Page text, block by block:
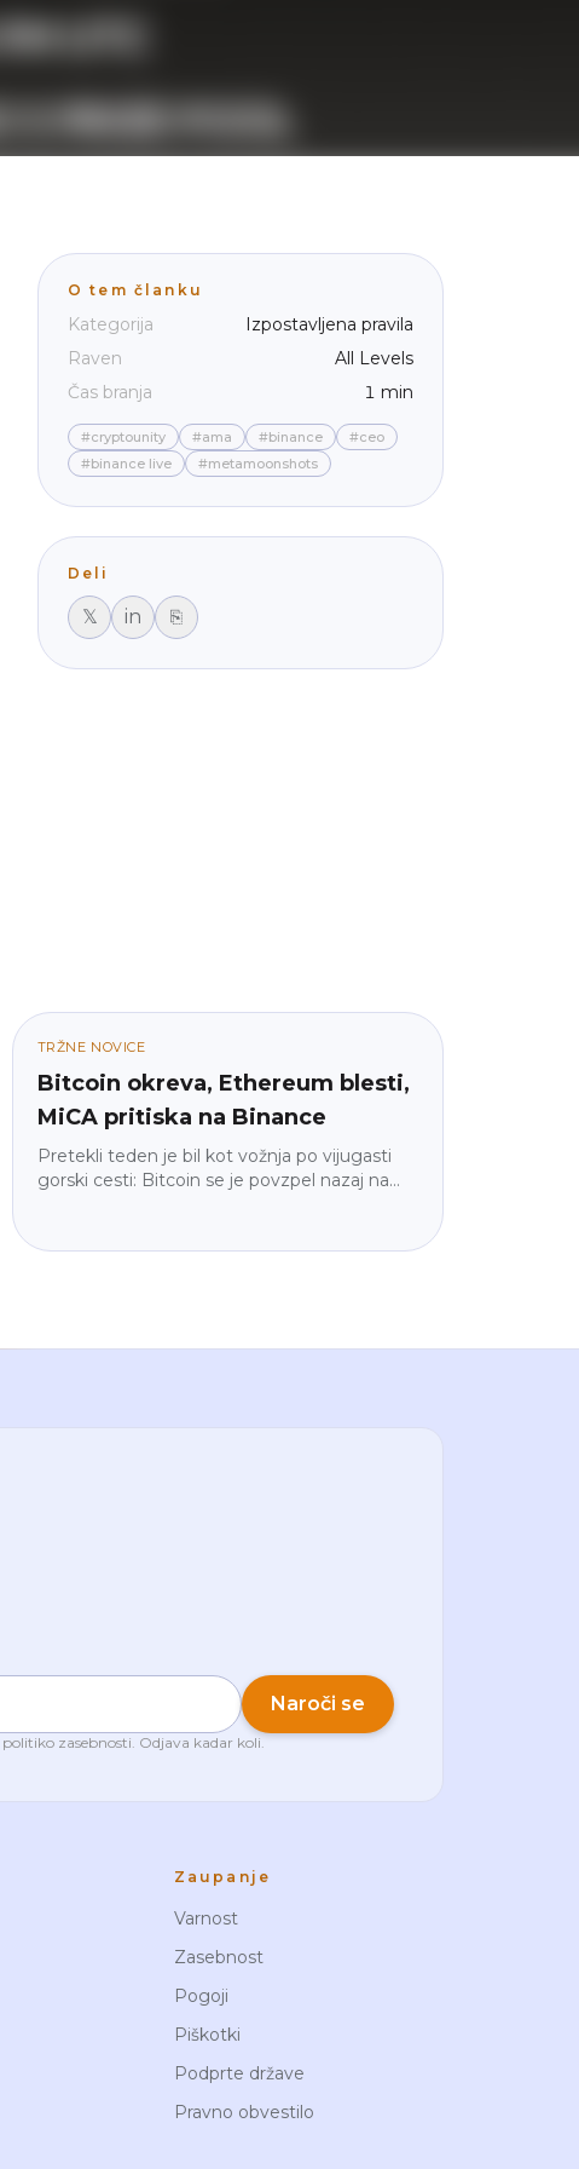
O tem članku
Kategorija
Izpostavljena pravila
Raven
All Levels
Čas branja
1 min
#cryptounity #ama #binance
#ceo
#binance live
#metamoonshots
Deli
𝕏 in ⎘
TRŽNE NOVICE
Bitcoin okreva, Ethereum blesti,
MiCA pritiska na Binance
Pretekli teden je bil kot vožnja po vijugasti
gorski cesti: Bitcoin se je povzpel nazaj na
225 milijonov $. Ethereum je zasijal (+4,3 %),
vas – umirjeno in v razumljivem jeziku.
Naroči se
politiko zasebnosti. Odjava kadar koli.
Zaupanje
Varnost
Zasebnost
Pogoji
Piškotki
Podprte države
Pravno obvestilo